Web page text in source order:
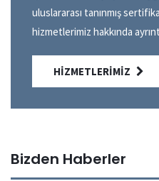
uluslararası tanınmış
hizmetlerimiz hakkında
HIZMETLERIMIZ
Bizden Haberler